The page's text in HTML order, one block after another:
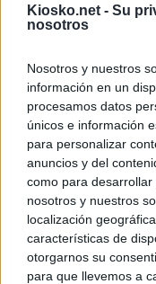
Kiosko.net - Su
nosotros
Nosotros y nuestros
información en un
procesamos datos
únicos e información
para personalizar
anuncios y del
como para desarrollar
nosotros y nuestros
localización
características de
otorgarnos su
para que llevemos a